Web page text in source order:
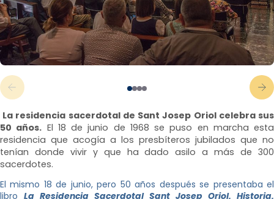
La residencia sacerdotal de Sant Josep Oriol celebra sus
50 años. El 18 de junio de 1968 se puso en marcha esta
residencia que acogía a los presbíteros jubilados que no
tenían donde vivir y que ha dado asilo a más de 300
sacerdotes.
El mismo 18 de junio, pero 50 años después se presentaba el
libro La Residencia Sacerdotal Sant Josep Oriol. Historia.